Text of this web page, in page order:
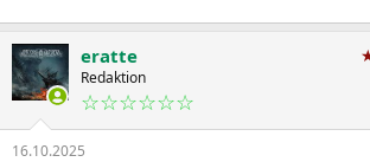
eratte
Redaktion
☆☆☆☆☆☆
16.10.2025